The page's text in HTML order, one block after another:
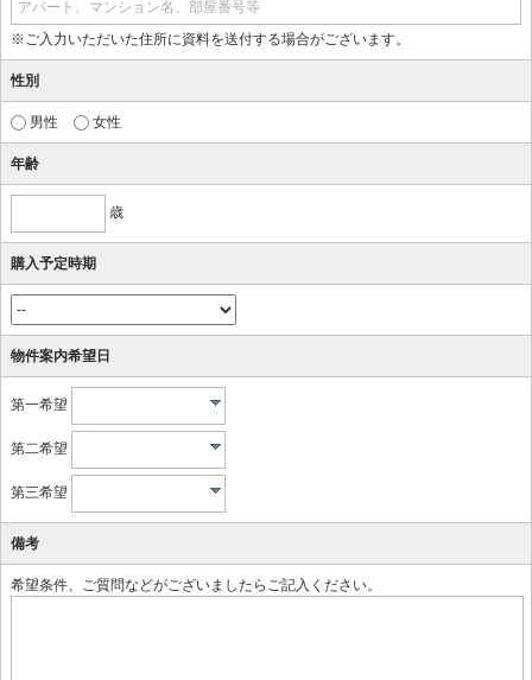
アパート、マンション名、部屋番号等
※ご入力いただいた住所に資料を送付する場合がございます。
性別
男性 女性
年齢
歳
購入予定時期
物件案内希望日
第一希望
第二希望
第三希望
備考
希望条件、ご質問などがございましたらご記入ください。